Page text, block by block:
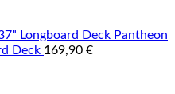
Pantheon
Deck 169,90 €